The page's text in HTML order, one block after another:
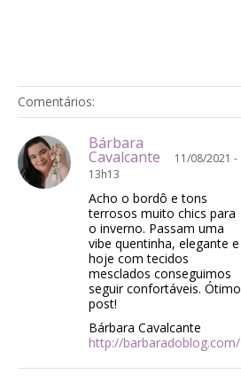
Comentários:
Bárbara
Cavalcante
11/08/2021 -
13h13
Acho o bordô e tons
terrosos muito chics para
o inverno. Passam uma
vibe quentinha, elegante e
hoje com tecidos
mesclados conseguimos
seguir confortáveis. Ótimo
post!
Bárbara Cavalcante
http://barbaradoblog.com/